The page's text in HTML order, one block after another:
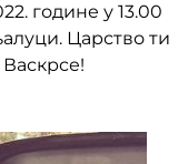
године у 13.00
Царство ти